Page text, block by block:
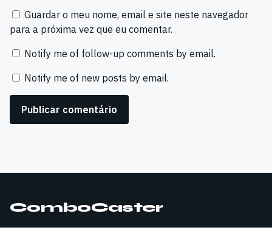
Guardar o meu nome, email e site neste navegador
para a próxima vez que eu comentar.
Notify me of follow-up comments by email.
Notify me of new posts by email.
ComboCaster